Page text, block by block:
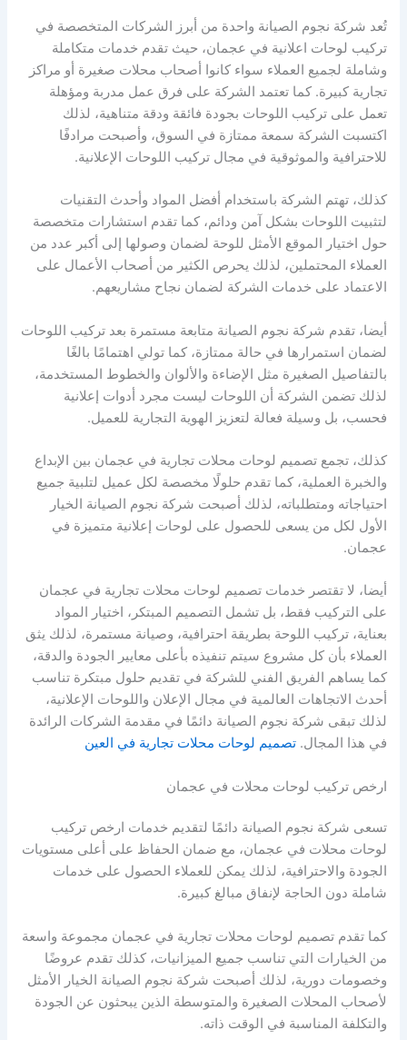
تُعد شركة نجوم الصيانة واحدة من أبرز الشركات المتخصصة في
تركيب لوحات اعلانية في عجمان، حيث تقدم خدمات متكاملة
وشاملة لجميع العملاء سواء كانوا أصحاب محلات صغيرة أو مراكز
تجارية كبيرة. كما تعتمد الشركة على فرق عمل مدربة ومؤهلة
تعمل على تركيب اللوحات بجودة فائقة ودقة متناهية، لذلك
اكتسبت الشركة سمعة ممتازة في السوق، وأصبحت مرادفًا
للاحترافية والموثوقية في مجال تركيب اللوحات الإعلانية.
كذلك، تهتم الشركة باستخدام أفضل المواد وأحدث التقنيات
لتثبيت اللوحات بشكل آمن ودائم، كما تقدم استشارات متخصصة
حول اختيار الموقع الأمثل للوحة لضمان وصولها إلى أكبر عدد من
العملاء المحتملين، لذلك يحرص الكثير من أصحاب الأعمال على
الاعتماد على خدمات الشركة لضمان نجاح مشاريعهم.
أيضا، تقدم شركة نجوم الصيانة متابعة مستمرة بعد تركيب اللوحات
لضمان استمرارها في حالة ممتازة، كما تولي اهتمامًا بالغًا
بالتفاصيل الصغيرة مثل الإضاءة والألوان والخطوط المستخدمة،
لذلك تضمن الشركة أن اللوحات ليست مجرد أدوات إعلانية
فحسب، بل وسيلة فعالة لتعزيز الهوية التجارية للعميل.
كذلك، تجمع تصميم لوحات محلات تجارية في عجمان بين الإبداع
والخبرة العملية، كما تقدم حلولًا مخصصة لكل عميل لتلبية جميع
احتياجاته ومتطلباته، لذلك أصبحت شركة نجوم الصيانة الخيار
الأول لكل من يسعى للحصول على لوحات إعلانية متميزة في
عجمان.
أيضا، لا تقتصر خدمات تصميم لوحات محلات تجارية في عجمان
على التركيب فقط، بل تشمل التصميم المبتكر، اختيار المواد
بعناية، تركيب اللوحة بطريقة احترافية، وصيانة مستمرة، لذلك يثق
العملاء بأن كل مشروع سيتم تنفيذه بأعلى معايير الجودة والدقة،
كما يساهم الفريق الفني للشركة في تقديم حلول مبتكرة تناسب
أحدث الاتجاهات العالمية في مجال الإعلان واللوحات الإعلانية،
لذلك تبقى شركة نجوم الصيانة دائمًا في مقدمة الشركات الرائدة
في هذا المجال.تصميم لوحات محلات تجارية في العين
ارخص تركيب لوحات محلات في عجمان
تسعى شركة نجوم الصيانة دائمًا لتقديم خدمات ارخص تركيب
لوحات محلات في عجمان، مع ضمان الحفاظ على أعلى مستويات
الجودة والاحترافية، لذلك يمكن للعملاء الحصول على خدمات
شاملة دون الحاجة لإنفاق مبالغ كبيرة.
كما تقدم تصميم لوحات محلات تجارية في عجمان مجموعة واسعة
من الخيارات التي تناسب جميع الميزانيات، كذلك تقدم عروضًا
وخصومات دورية، لذلك أصبحت شركة نجوم الصيانة الخيار الأمثل
لأصحاب المحلات الصغيرة والمتوسطة الذين يبحثون عن الجودة
والتكلفة المناسبة في الوقت ذاته.